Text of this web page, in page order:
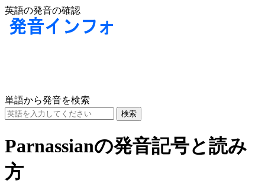
英語の発音の確認
単語から発音を検索
Parnassianの発音記号と読み
方